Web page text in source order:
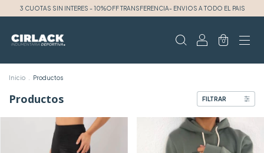
3 CUOTAS SIN INTERES - 10%OFF TRANSFERENCIA- ENVIOS A TODO EL PAIS
0
Inicio Productos
Productos FILTRAR